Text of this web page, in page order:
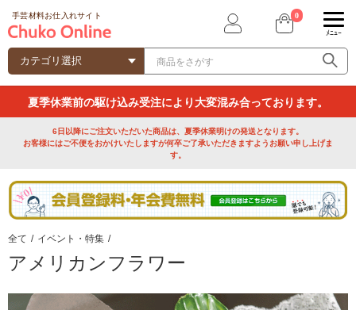
手芸材料お仕入れサイト 0
ﾒﾆｭｰ
夏季休業前の駆け込み受注により大変混み合っております。
6日以降にご注文いただいた商品は、夏季休業明けの発送となります。
お客様にはご不便をおかけいたしますが何卒ご了承いただきますようお願い申し上げま
す。
全て / イベント・特集 /
アメリカンフラワー